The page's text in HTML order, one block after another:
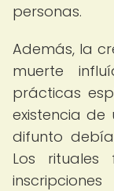
personas.
Además, la
muerte
prácticas
existencia
difunto
Los rituales